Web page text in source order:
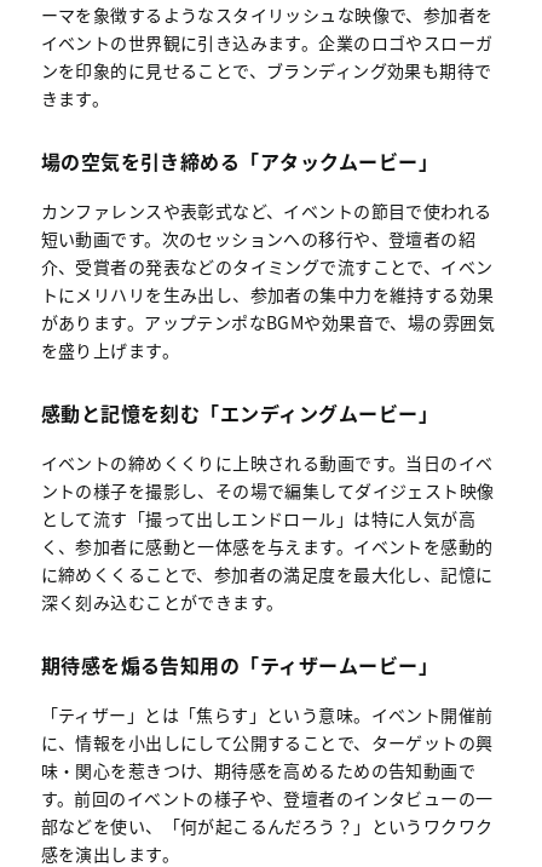
ーマを象徴するようなスタイリッシュな映像で、参加者を
イベントの世界観に引き込みます。企業のロゴやスローガ
ンを印象的に見せることで、ブランディング効果も期待で
きます。
場の空気を引き締める「アタックムービー」
カンファレンスや表彰式など、イベントの節目で使われる
短い動画です。次のセッションへの移行や、登壇者の紹
介、受賞者の発表などのタイミングで流すことで、イベン
トにメリハリを生み出し、参加者の集中力を維持する効果
があります。アップテンポなBGMや効果音で、場の雰囲気
を盛り上げます。
感動と記憶を刻む「エンディングムービー」
イベントの締めくくりに上映される動画です。当日のイベ
ントの様子を撮影し、その場で編集してダイジェスト映像
として流す「撮って出しエンドロール」は特に人気が高
く、参加者に感動と一体感を与えます。イベントを感動的
に締めくくることで、参加者の満足度を最大化し、記憶に
深く刻み込むことができます。
期待感を煽る告知用の「ティザームービー」
「ティザー」とは「焦らす」という意味。イベント開催前
に、情報を小出しにして公開することで、ターゲットの興
味・関心を惹きつけ、期待感を高めるための告知動画で
す。前回のイベントの様子や、登壇者のインタビューの一
部などを使い、「何が起こるんだろう？」というワクワク
感を演出します。